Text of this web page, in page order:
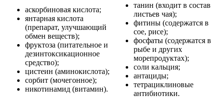
аскорбиновая кислота;
янтарная кислота
(препарат, улучшающий
обмен веществ);
фруктоза (питательное и
дезинтоксикационное
средство);
цистеин (аминокислота);
сорбит (мочегонное);
никотинамид (витамин).
танин (входит в состав
листьев чая);
фитины (содержатся в
сое, рисе);
фосфаты (содержатся в
рыбе и других
морепродуктах);
соли кальция;
антациды;
тетрациклиновые
антибиотики.